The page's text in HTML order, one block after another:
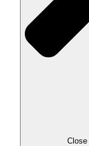
Close